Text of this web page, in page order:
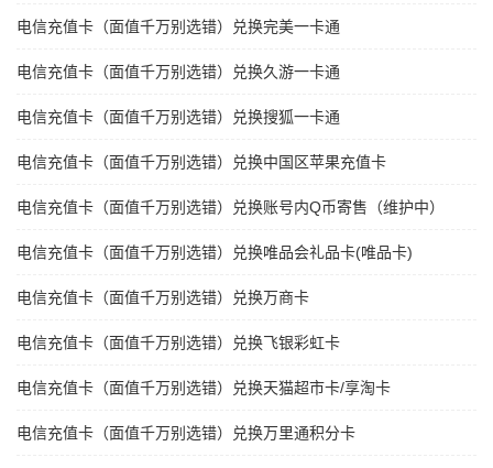
电信充值卡（面值千万别选错）兑换完美一卡通
电信充值卡（面值千万别选错）兑换久游一卡通
电信充值卡（面值千万别选错）兑换搜狐一卡通
电信充值卡（面值千万别选错）兑换中国区苹果充值卡
电信充值卡（面值千万别选错）兑换账号内Q币寄售（维护中）
电信充值卡（面值千万别选错）兑换唯品会礼品卡(唯品卡)
电信充值卡（面值千万别选错）兑换万商卡
电信充值卡（面值千万别选错）兑换飞银彩虹卡
电信充值卡（面值千万别选错）兑换天猫超市卡/享淘卡
电信充值卡（面值千万别选错）兑换万里通积分卡